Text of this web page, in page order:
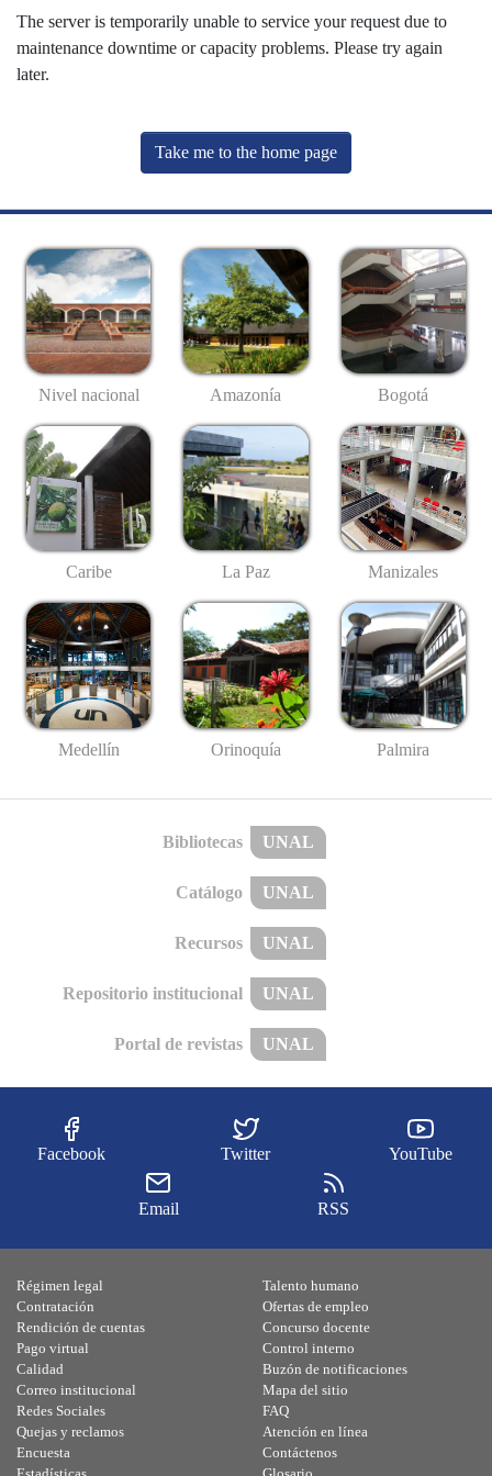
The server is temporarily unable to service your request due to
maintenance downtime or capacity problems. Please try again
later.
Take me to the home page
Nivel nacional Amazonía Bogotá
Caribe La Paz Manizales
Medellín Orinoquía Palmira
Bibliotecas UNAL
Catálogo UNAL
Recursos UNAL
Repositorio institucional UNAL
Portal de revistas UNAL
Facebook Twitter YouTube
Email RSS
Régimen legal
Contratación
Rendición de cuentas
Pago virtual
Calidad
Talento humano
Ofertas de empleo
Concurso docente
Control interno
Buzón de notificaciones
Correo institucional
Redes Sociales
Quejas y reclamos
Encuesta
Mapa del sitio
FAQ
Atención en línea
Contáctenos